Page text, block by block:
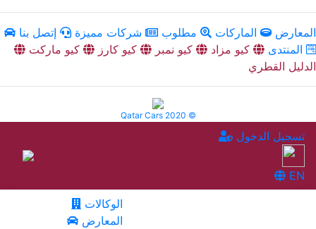
المعارض الماركات مطلوب شركات مميزة
إتصل بنا
المنتدى
كيو مزاد كيو نمبر كيو كارز
كيو ماركت
الدليل القطري
Qatar Cars 2020 ©
تسجيل الدخول
EN
الوكالات
المعارض